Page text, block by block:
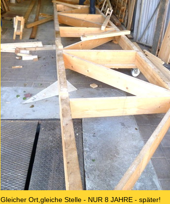
Gleicher Ort,gleiche Stelle - NUR 8 JAHRE - später!